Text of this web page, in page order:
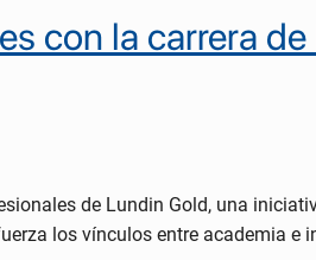
con la carrera
de Lundin Gold, una
los vínculos entre academia e